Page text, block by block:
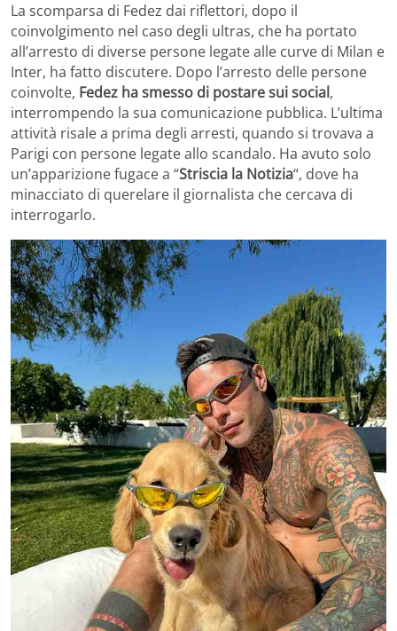
La scomparsa di Fedez dai riflettori, dopo il
coinvolgimento nel caso degli ultras, che ha portato
all’arresto di diverse persone legate alle curve di Milan e
Inter, ha fatto discutere. Dopo l’arresto delle persone
coinvolte, Fedez ha smesso di postare sui social,
interrompendo la sua comunicazione pubblica. L’ultima
attività risale a prima degli arresti, quando si trovava a
Parigi con persone legate allo scandalo. Ha avuto solo
un’apparizione fugace a “Striscia la Notizia“, dove ha
minacciato di querelare il giornalista che cercava di
interrogarlo.